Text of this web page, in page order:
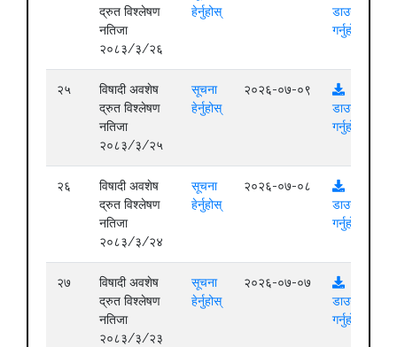
द्रुत विश्लेषण
नतिजा
२०८३/३/२६
हेर्नुहोस्
डाउनलोड
गर्नुहोस्
२५
विषादी अवशेष
द्रुत विश्लेषण
नतिजा
२०८३/३/२५
सूचना
हेर्नुहोस्
२०२६-०७-०९
डाउनलोड
गर्नुहोस्
२६
विषादी अवशेष
द्रुत विश्लेषण
नतिजा
२०८३/३/२४
सूचना
हेर्नुहोस्
२०२६-०७-०८
डाउनलोड
गर्नुहोस्
२७
विषादी अवशेष
द्रुत विश्लेषण
नतिजा
२०८३/३/२३
सूचना
हेर्नुहोस्
२०२६-०७-०७
डाउनलोड
गर्नुहोस्